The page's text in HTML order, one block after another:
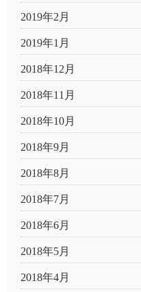
2019年2月
2019年1月
2018年12月
2018年11月
2018年10月
2018年9月
2018年8月
2018年7月
2018年6月
2018年5月
2018年4月